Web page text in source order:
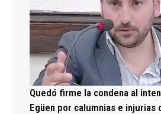
Quedó firme la condena al
Egüen por calumnias e injurias